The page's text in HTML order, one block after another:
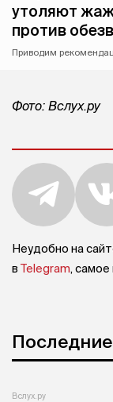
утоляют
против
Приводим
Фото: Вслух.ру
Неудобно на
в Telegram, самое
Вслух.ру